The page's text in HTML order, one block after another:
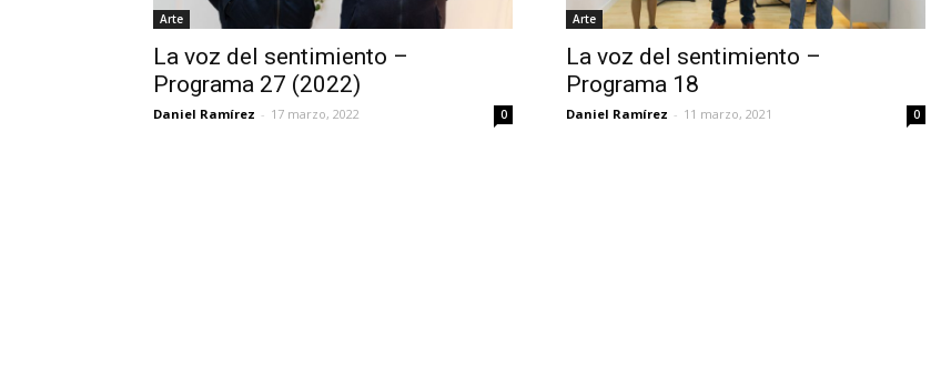
Arte
La voz del sentimiento –
Programa 27 (2022)
Daniel Ramírez - 17 marzo, 2022 0
Arte
La voz del sentimiento –
Programa 18
Daniel Ramírez - 11 marzo, 2021 0